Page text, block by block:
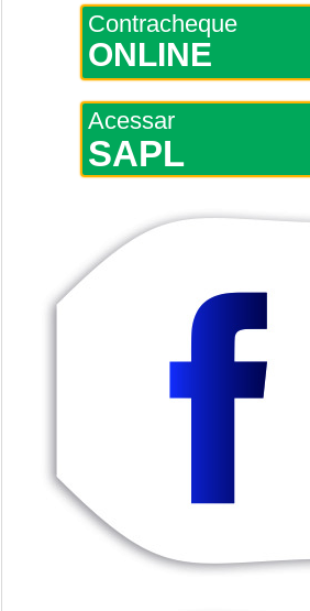
Contracheque
ONLINE
Acessar
SAPL